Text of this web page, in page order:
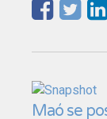
Maó se